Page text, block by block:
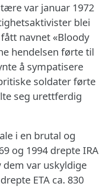
var januar 1972
blei
navnet «Bloody
hendelsen førte til
å sympatisere
soldater førte
seg urettferdig
i en brutal og
og 1994 drepte IRA
dem var uskyldige
ETA ca. 830